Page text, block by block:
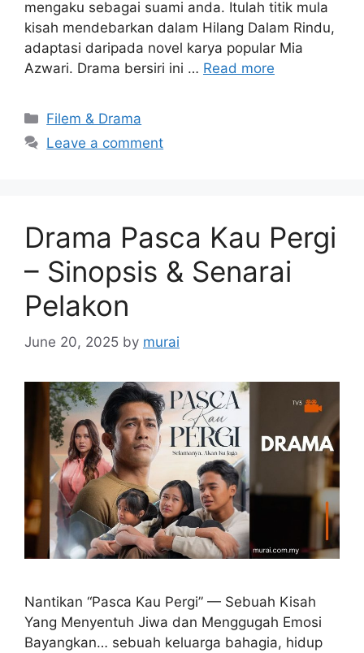
mengaku sebagai suami anda. Itulah titik mula
kisah mendebarkan dalam Hilang Dalam Rindu,
adaptasi daripada novel karya popular Mia
Azwari. Drama bersiri ini … Read more
Categories
Filem & Drama
Leave a comment
Drama Pasca Kau Pergi
– Sinopsis & Senarai
Pelakon
June 20, 2025 by murai
Nantikan “Pasca Kau Pergi” — Sebuah Kisah
Yang Menyentuh Jiwa dan Menggugah Emosi
Bayangkan… sebuah keluarga bahagia, hidup